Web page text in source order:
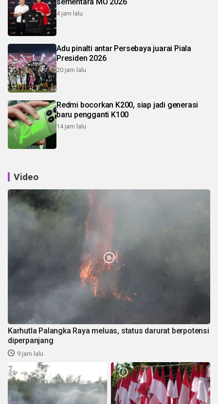
4 jam lalu
Adu pinalti antar Persebaya juarai Piala
Presiden 2026
20 jam lalu
Redmi bocorkan K200, siap jadi generasi
baru pengganti K100
14 jam lalu
Video
Karhutla Palangka Raya meluas, status darurat berpotensi
diperpanjang
9 jam lalu